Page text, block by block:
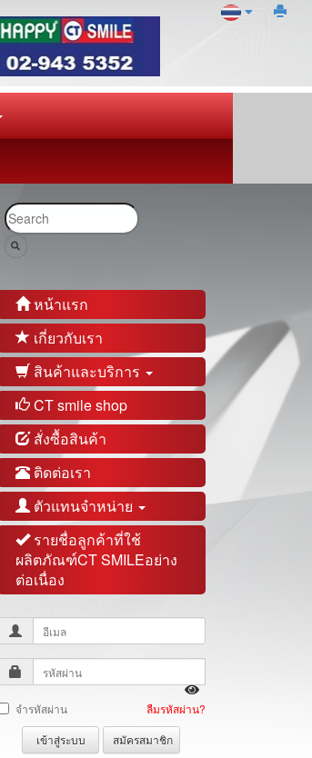
หน้าแรก
เกี่ยวกับเรา
สินค้าและบริการ
CT smile shop
สั่งซื้อสินค้า
ติดต่อเรา
ตัวแทนจำหน่าย
รายชื่อลูกค้าที่ใช้
ผลิตภัณฑ์CT SMILEอย่าง
ต่อเนื่อง
จำรหัสผ่าน
ลืมรหัสผ่าน?
เข้าสู่ระบบ
สมัครสมาชิก